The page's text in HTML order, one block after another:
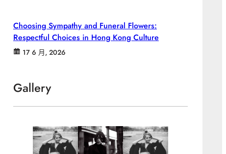
Choosing Sympathy and Funeral Flowers:
Respectful Choices in Hong Kong Culture
17 6 月, 2026
Gallery